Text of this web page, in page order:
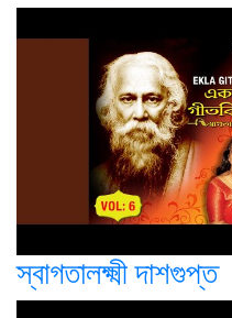
স্বাগতালক্ষ্মী দাশগুপ্ত